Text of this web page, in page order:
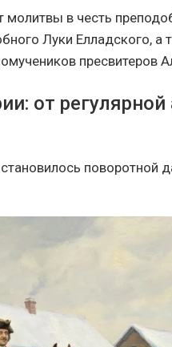
молитвы в честь
Луки Елладского, а
пресвитеров
от
поворотной